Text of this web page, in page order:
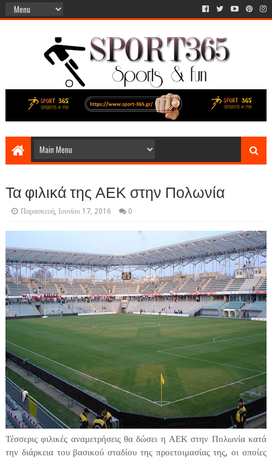
Τα φιλικά της ΑΕΚ στην Πολωνία
Παρασκευή, Ιουνίου 17, 2016 0
Τέσσερις φιλικές αναμετρήσεις θα δώσει η ΑΕΚ στην Πολωνία κατά
την διάρκεια του βασικού σταδίου της προετοιμασίας της, οι οποίες